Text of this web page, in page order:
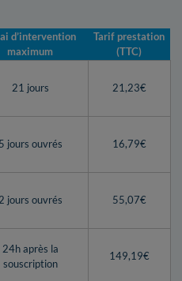
d’intervention
maximum
Tarif prestation
(TTC)
21 jours 21,23€
5 jours ouvrés 16,79€
2 jours ouvrés 55,07€
24h après la
souscription
149,19€